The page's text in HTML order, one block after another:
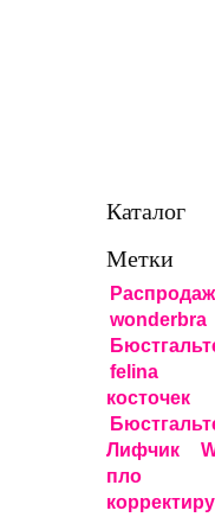
Каталог
Метки
wonderbra
felina
косточек
Лифчик
пло